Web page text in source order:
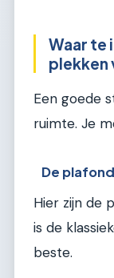
Waar te
plekken
Een goede
ruimte. Je
De
Hier zijn de
is de
beste.